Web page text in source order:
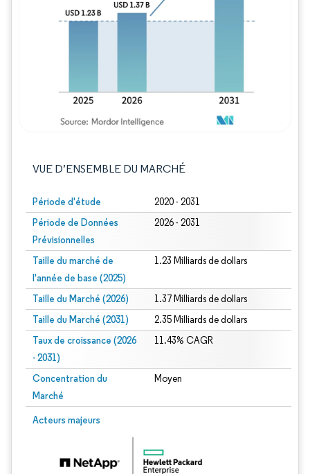
VUE D’ENSEMBLE DU MARCHÉ
Période d'étude 2020 - 2031
Période de Données
Prévisionnelles
2026 - 2031
Taille du marché de
l'année de base (2025)
1.23 Milliards de dollars
Taille du Marché (2026) 1.37 Milliards de dollars
Taille du Marché (2031) 2.35 Milliards de dollars
Taux de croissance (2026
- 2031)
11.43% CAGR
Concentration du
Marché
Moyen
Acteurs majeurs
Image © Mordor Intelligence. La réutilisation nécessite une attribution sous CC
Image © Mordor Intelligence. La